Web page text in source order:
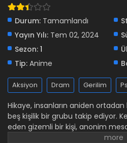
Durum: Tamamlandı
Yayın Yılı: Tem 02, 2024
Sezon: 1
Tip: Anime
Aksiyon Dram Gerilim
Hikaye, insanların aniden
beş kişilik bir grubu takip ediyor.
eden gizemli bir kişi, anonim
bir araya getirir ve bir oyuna